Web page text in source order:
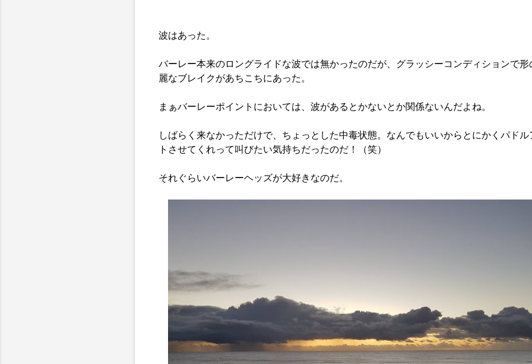
波はあった。
バーレー本来のロングライドな波では無かったのだが、グラッシーコンディションで形
麗なブレイクがあちこちにあった。
まぁバーレーポイントにおいては、波があるとかないとか関係ないんだよね。
しばらく来なかっただけで、ちょっとした中毒状態。なんでもいいからとにかくパドル
トさせてくれって叫びたい気持ちだったのだ！（笑）
それぐらいバーレーヘッズが大好きなのだ。